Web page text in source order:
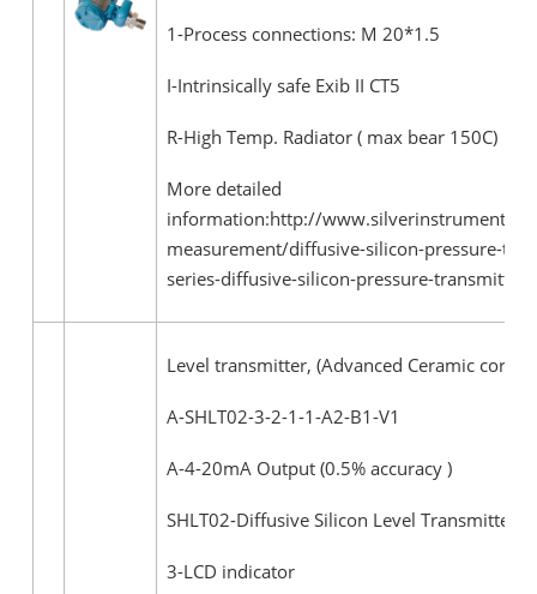
1-Process connections: M 20*1.5
I-Intrinsically safe Exib II CT5
R-High Temp. Radiator ( max bear 150C)
More detailed
information:http://
measurement/diffusive-silicon-pressure-
series-diffusive-silicon-pressure-
Level transmitter, (Advanced Ceramic core)
A-SHLT02-3-2-1-1-A2-B1-V1
A-4-20mA Output (0.5% accuracy )
SHLT02-Diffusive Silicon Level Transmitter
3-LCD indicator